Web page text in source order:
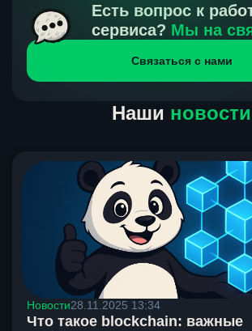
получения нами средств от тебя, а на
направлений курс, указанный на сайте,
окончательным. Если сомневаешься,
чат на сайте, мы поможем разобраться.
Есть вопрос к
сервиса? Мы на
Связаться с нами
Наши новости
Новости28.11.2025 13:34
Что такое blockchain: важные